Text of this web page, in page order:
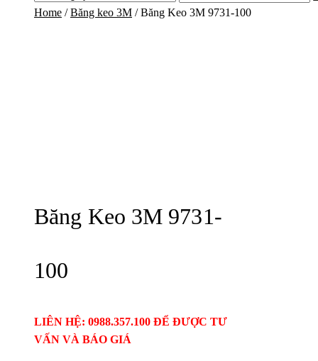
Home /Băng keo 3M / Băng Keo 3M 9731-100
Băng Keo 3M 9731-
100
LIÊN HỆ: 0988.357.100 ĐỂ ĐƯỢC TƯ
VẤN VÀ BÁO GIÁ